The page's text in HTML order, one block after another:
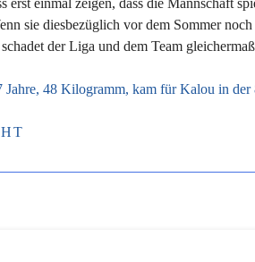
sie diesbezüglich vor dem Sommer
der Liga und dem Team
Jahre, 48 Kilogramm, kam für Kalou in